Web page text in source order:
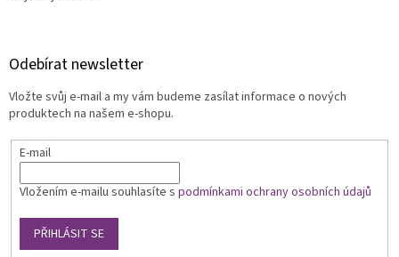
Odebírat newsletter
Vložte svůj e-mail a my vám budeme zasílat informace o nových
produktech na našem e-shopu.
E-mail
Vložením e-mailu souhlasíte s podmínkami ochrany osobních údajů
PŘIHLÁSIT SE